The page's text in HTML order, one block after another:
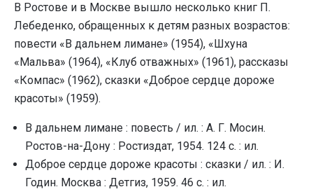
В Ростове и в Москве вышло несколько книг П.
Лебеденко, обращенных к детям разных возрастов:
повести «В дальнем лимане» (1954), «Шхуна
«Мальва» (1964), «Клуб отважных» (1961), рассказы
«Компас» (1962), сказки «Доброе сердце дороже
красоты» (1959).
В дальнем лимане : повесть / ил. : А. Г. Мосин.
Ростов-на-Дону : Ростиздат, 1954. 124 с. : ил.
Доброе сердце дороже красоты : сказки / ил. : И.
Годин. Москва : Детгиз, 1959. 46 с. : ил.